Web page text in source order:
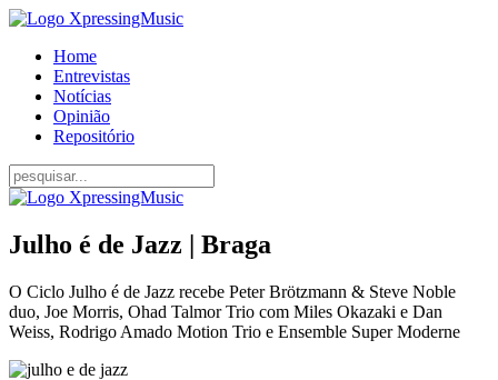
Home
Entrevistas
Notícias
Opinião
Repositório
Julho é de Jazz | Braga
O Ciclo Julho é de Jazz recebe Peter Brötzmann & Steve Noble
duo, Joe Morris, Ohad Talmor Trio com Miles Okazaki e Dan
Weiss, Rodrigo Amado Motion Trio e Ensemble Super Moderne